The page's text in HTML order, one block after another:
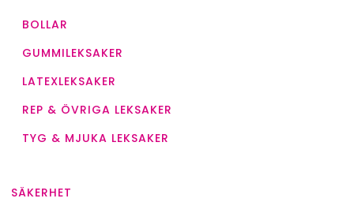
BOLLAR
GUMMILEKSAKER
LATEXLEKSAKER
REP & ÖVRIGA LEKSAKER
TYG & MJUKA LEKSAKER
SÄKERHET